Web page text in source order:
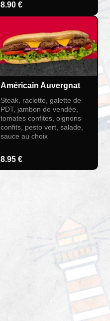
8.90 €
Américain Auvergnat
Steak, raclette, galette de
PDT, jambon de vendée,
tomates confites, oignons
confits, pesto vert, salade,
sauce au choix
8.95 €